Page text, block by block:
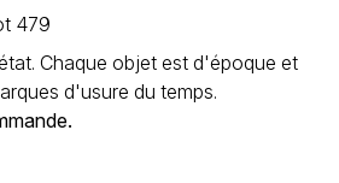
479
Chaque objet est d'époque et
d'usure du temps.